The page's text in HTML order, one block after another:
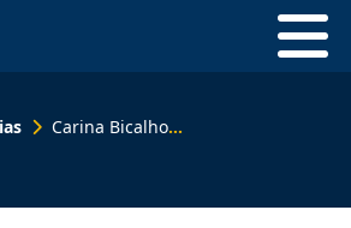
Carina Bicalho destaca construção coletiva de protocolo contra violência de gênero do TRT-1